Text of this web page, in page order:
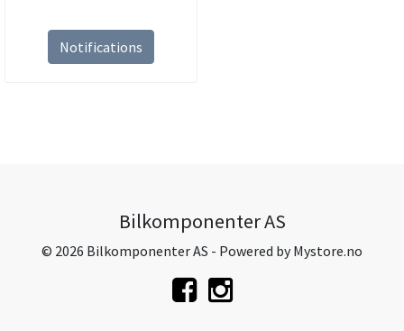
Notifications
Bilkomponenter AS
© 2026 Bilkomponenter AS - Powered byMystore.no